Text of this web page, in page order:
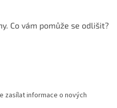
Co vám pomůže se odlišit?
zasílat informace o nových